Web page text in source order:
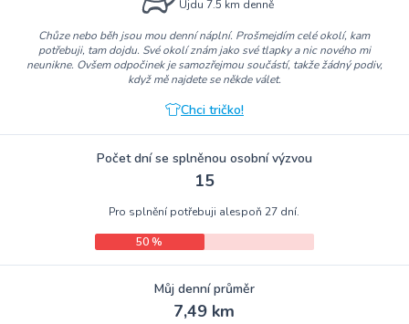
Ujdu 7.5 km denně
Chůze nebo běh jsou mou denní náplní. Prošmejdím celé okolí, kam
potřebuji, tam dojdu. Své okolí znám jako své tlapky a nic nového mi
neunikne. Ovšem odpočinek je samozřejmou součástí, takže žádný podiv,
když mě najdete se někde válet.
Chci tričko!
Počet dní se splněnou osobní výzvou
15
Pro splnění potřebuji alespoň 27 dní.
50 %
Můj denní průměr
7,49 km